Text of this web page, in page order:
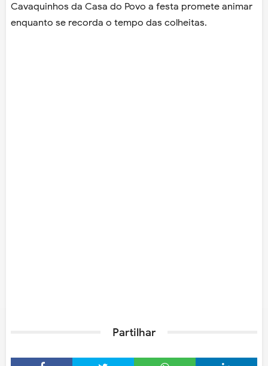
Cavaquinhos da Casa do Povo a festa promete animar
enquanto se recorda o tempo das colheitas.
Partilhar